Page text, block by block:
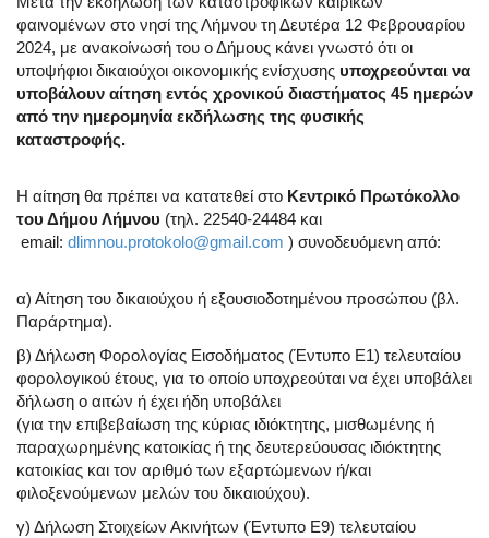
φαινομένων στο νησί της Λήμνου τη Δευτέρα 12 Φεβρουαρίου
2024, με ανακοίνωσή του ο Δήμους κάνει γνωστό ότι οι
υποψήφιοι δικαιούχοι οικονομικής ενίσχυσης υποχρεούνται να
υποβάλουν αίτηση εντός χρονικού διαστήματος 45 ημερών
από την ημερομηνία εκδήλωσης της φυσικής
καταστροφής.
Η αίτηση θα πρέπει να κατατεθεί στο Κεντρικό Πρωτόκολλο
του Δήμου Λήμνου (τηλ. 22540-24484 και
email: dlimnou.protokolo@gmail.com ) συνοδευόμενη από:
α) Αίτηση του δικαιούχου ή εξουσιοδοτημένου προσώπου (βλ.
Παράρτημα).
β) Δήλωση Φορολογίας Εισοδήματος (Έντυπο Ε1) τελευταίου
φορολογικού έτους, για το οποίο υποχρεούται να έχει υποβάλει
δήλωση ο αιτών ή έχει ήδη υποβάλει
(για την επιβεβαίωση της κύριας ιδιόκτητης, μισθωμένης ή
παραχωρημένης κατοικίας ή της δευτερεύουσας ιδιόκτητης
κατοικίας και τον αριθμό των εξαρτώμενων ή/και
φιλοξενούμενων μελών του δικαιούχου).
γ) Δήλωση Στοιχείων Ακινήτων (Έντυπο Ε9) τελευταίου